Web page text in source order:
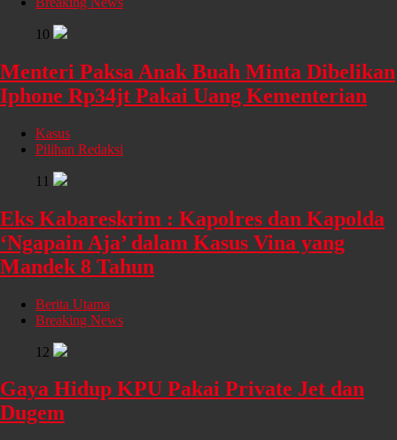
10
Menteri Paksa Anak Buah Minta Dibelikan
Iphone Rp34jt Pakai Uang Kementerian
Kasus
Pilihan Redaksi
11
Eks Kabareskrim : Kapolres dan Kapolda
‘Ngapain Aja’ dalam Kasus Vina yang
Mandek 8 Tahun
Berita Utama
Breaking News
12
Gaya Hidup KPU Pakai Private Jet dan
Dugem